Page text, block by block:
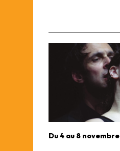
Du 4 au 8 novembre